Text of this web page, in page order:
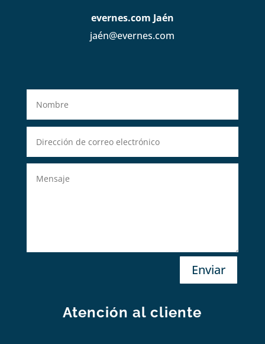
evernes.com Jaén
jaén@evernes.com
Enviar
Atención al cliente